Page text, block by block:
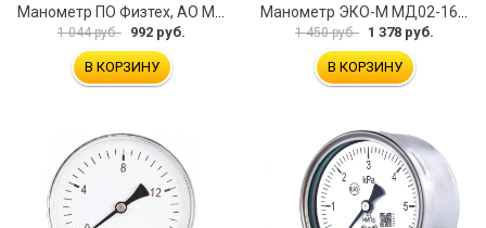
Манометр ПО Физтех, АО МП3-Уф 4687205178350
1 044 руб. 992 руб.
В КОРЗИНУ
Манометр ЭКО-М МД02-160-G-1,6МПа
1 450 руб. 1 378 руб.
В КОРЗИНУ